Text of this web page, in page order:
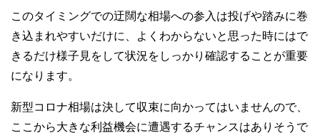
このタイミングでの迂闊な相場への参入は投げや踏みに巻
き込まれやすいだけに、よくわからないと思った時にはで
きるだけ様子見をして状況をしっかり確認することが重要
になります。
新型コロナ相場は決して収束に向かってはいませんので、
ここから大きな利益機会に遭遇するチャンスはありそうで